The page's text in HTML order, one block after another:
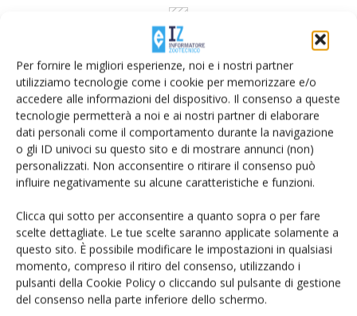
Per fornire le migliori esperienze, noi e i nostri partner
utilizziamo tecnologie come i cookie per memorizzare e/o
accedere alle informazioni del dispositivo. Il consenso a queste
tecnologie permetterà a noi e ai nostri partner di elaborare
dati personali come il comportamento durante la navigazione
o gli ID univoci su questo sito e di mostrare annunci (non)
personalizzati. Non acconsentire o ritirare il consenso può
influire negativamente su alcune caratteristiche e funzioni.
Clicca qui sotto per acconsentire a quanto sopra o per fare
scelte dettagliate. Le tue scelte saranno applicate solamente a
questo sito. È possibile modificare le impostazioni in qualsiasi
momento, compreso il ritiro del consenso, utilizzando i
pulsanti della Cookie Policy o cliccando sul pulsante di gestione
del consenso nella parte inferiore dello schermo.
Rimani aggiornato sul mondo
dell’agricoltura